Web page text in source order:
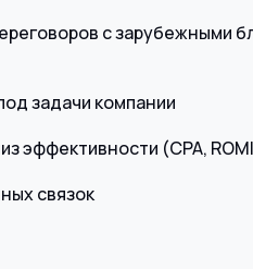
с зарубежными
задачи компании
эффективности (CPA,
связок